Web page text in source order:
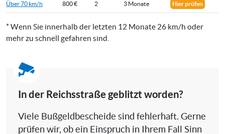
Über 70 km/h 800 € 2 3 Monate Hier prüfen
* Wenn Sie innerhalb der letzten 12 Monate 26 km/h oder
mehr zu schnell gefahren sind.
In der Reichsstraße geblitzt worden?
Viele Bußgeldbescheide sind fehlerhaft. Gerne
prüfen wir, ob ein Einspruch in Ihrem Fall Sinn